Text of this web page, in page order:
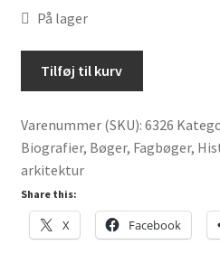
På lager
Rasmussen
af
Olaf
Lind
antal
Tilføj til kurv
Varenummer (SKU): 6326
Biografier, Bøger, Fagbøger,
arkitektur
Share this:
X Facebook